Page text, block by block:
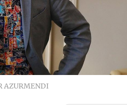
AZURMENDI